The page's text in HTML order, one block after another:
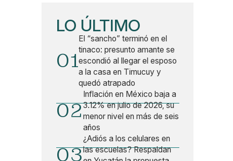
LO ÚLTIMO
01
El “sancho” terminó en el
tinaco: presunto amante se
escondió al llegar el esposo
a la casa en Timucuy y
quedó atrapado
02
Inflación en México baja a
3.12% en julio de 2026, su
menor nivel en más de seis
años
03
¿Adiós a los celulares en
las escuelas? Respaldan